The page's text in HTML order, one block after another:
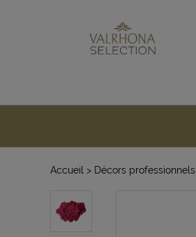
Accueil > Décors professionnels